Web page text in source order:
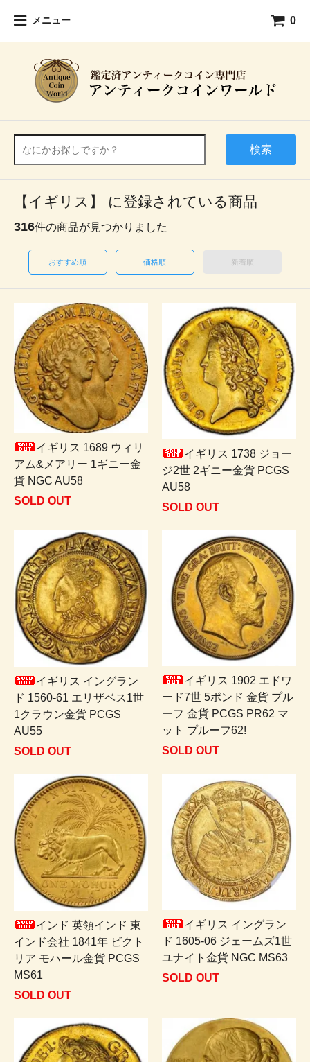
メニュー 0
検索
【イギリス】 に登録されている商品
316件の商品が見つかりました
おすすめ順 価格順 新着順
イギリス 1689 ウィリ
アム&メアリー 1ギニー金
貨 NGC AU58
SOLD OUT
イギリス 1738 ジョー
ジ2世 2ギニー金貨 PCGS
AU58
SOLD OUT
イギリス イングラン
ド 1560-61 エリザベス1世
1クラウン金貨 PCGS
AU55
SOLD OUT
イギリス 1902 エドワ
ード7世 5ポンド 金貨 プル
ーフ 金貨 PCGS PR62 マ
ット プルーフ62!
SOLD OUT
インド 英領インド 東
インド会社 1841年 ビクト
リア モハール金貨 PCGS
MS61
SOLD OUT
イギリス イングラン
ド 1605-06 ジェームズ1世
ユナイト金貨 NGC MS63
SOLD OUT